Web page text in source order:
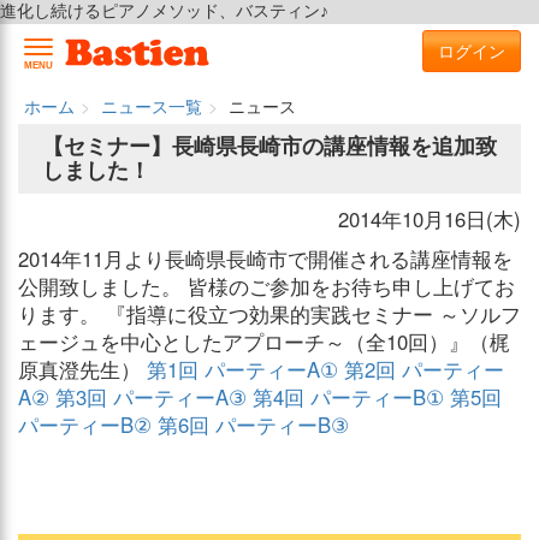
進化し続けるピアノメソッド、バスティン♪
MENU
ログイン
ホーム ニュース一覧
ニュース
【セミナー】長崎県長崎市の講座情報を追加致
しました！
2014年10月16日(木)
2014年11月より長崎県長崎市で開催される講座情報を
公開致しました。 皆様のご参加をお待ち申し上げてお
ります。 『指導に役立つ効果的実践セミナー ～ソルフ
ェージュを中心としたアプローチ～（全10回）』（梶
原真澄先生） 第1回 パーティーA① 第2回 パーティー
A② 第3回 パーティーA③ 第4回 パーティーB① 第5回
パーティーB② 第6回 パーティーB③